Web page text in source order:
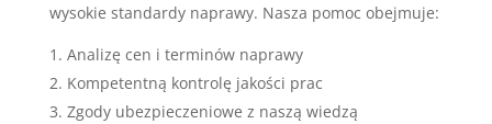
wysokie standardy naprawy. Nasza pomoc obejmuje:
Analizę cen i terminów naprawy
Kompetentną kontrolę jakości prac
Zgody ubezpieczeniowe z naszą wiedzą